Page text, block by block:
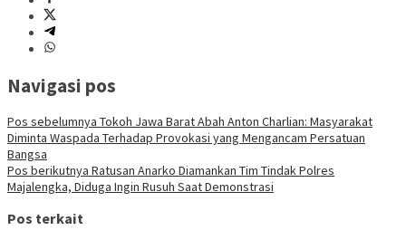
Navigasi pos
Pos sebelumnya Tokoh Jawa Barat Abah Anton Charlian: Masyarakat
Diminta Waspada Terhadap Provokasi yang Mengancam Persatuan
Bangsa
Pos berikutnya Ratusan Anarko Diamankan Tim Tindak Polres
Majalengka, Diduga Ingin Rusuh Saat Demonstrasi
Pos terkait